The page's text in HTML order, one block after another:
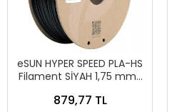
eSUN HYPER SPEED PLA-HS
Filament SİYAH 1,75 mm 1
879,77 TL